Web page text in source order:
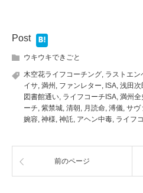
Post
ウキウキできごと
木空花ライフコーチング, ラストエン
イサ, 満州 , ファンレター, ISA, 浅田次
図書館通い, ライフコーチISA, 満州全
ーチ, 紫禁城, 清朝 , 月読命, 溥儀, サヴ
婉容, 神様, 神託, アヘン中毒, ライフ
前のページ